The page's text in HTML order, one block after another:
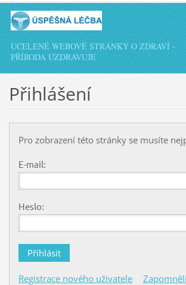
UCELENÉ WEBOVÉ STRÁNKY O ZDRAVÍ -
PŘÍRODA UZDRAVUJE
Přihlášení
Pro zobrazení této stránky se musíte
E-mail:
Heslo:
Registrace nového uživatele